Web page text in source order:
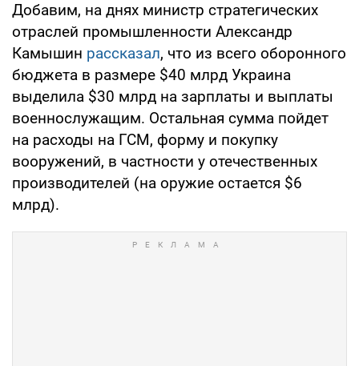
Добавим, на днях министр стратегических
отраслей промышленности Александр
Камышин рассказал, что из всего оборонного
бюджета в размере $40 млрд Украина
выделила $30 млрд на зарплаты и выплаты
военнослужащим. Остальная сумма пойдет
на расходы на ГСМ, форму и покупку
вооружений, в частности у отечественных
производителей (на оружие остается $6
млрд).